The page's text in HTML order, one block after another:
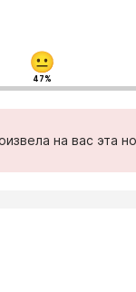
47%
на вас эта